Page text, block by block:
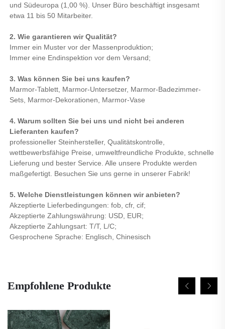
und Südeuropa (1,00 %). Unser Büro beschäftigt insgesamt
etwa 11 bis 50 Mitarbeiter.
2. Wie garantieren wir Qualität?
Immer ein Muster vor der Massenproduktion;
Immer eine Endinspektion vor dem Versand;
3. Was können Sie bei uns kaufen?
Marmor-Tablett, Marmor-Untersetzer, Marmor-Badezimmer-
Sets, Marmor-Dekorationen, Marmor-Vase
4. Warum sollten Sie bei uns und nicht bei anderen
Lieferanten kaufen?
professioneller Steinhersteller, Qualitätskontrolle,
wettbewerbsfähige Preise, umweltfreundliche Produkte, schnelle
Lieferung und bester Service. Alle unsere Produkte werden
maßgefertigt. Besuchen Sie uns gerne in unserer Fabrik!
5. Welche Dienstleistungen können wir anbieten?
Akzeptierte Lieferbedingungen: fob, cfr, cif;
Akzeptierte Zahlungswährung: USD, EUR;
Akzeptierte Zahlungsart: T/T, L/C;
Gesprochene Sprache: Englisch, Chinesisch
Empfohlene Produkte